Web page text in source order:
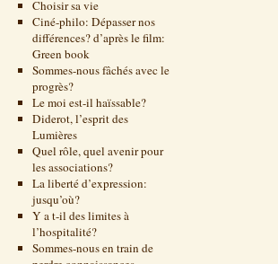
Choisir sa vie
Ciné-philo: Dépasser nos
différences? d’après le film:
Green book
Sommes-nous fâchés avec le
progrès?
Le moi est-il haïssable?
Diderot, l’esprit des
Lumières
Quel rôle, quel avenir pour
les associations?
La liberté d’expression:
jusqu’où?
Y a t-il des limites à
l’hospitalité?
Sommes-nous en train de